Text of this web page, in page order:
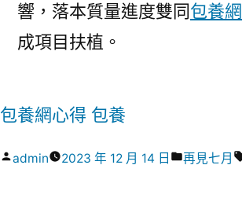
響，落本質量進度雙同包養網
成項目扶植。
包養網心得 包養
作
admin 2023 年 12 月 14 日
分
再見七月